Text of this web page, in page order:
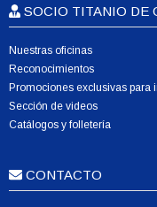
SOCIO TITANIO DE
Nuestras oficinas
Reconocimientos
Promociones exclusivas para
Sección de videos
Catálogos y folletería
CONTACTO